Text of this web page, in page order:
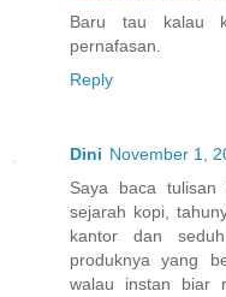
Baru tau kalau
pernafasan.
Reply
Dini November 1,
Saya baca
sejarah kopi,
kantor dan
produknya yang
walau instan biar